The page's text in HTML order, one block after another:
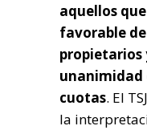
aquellos
favorable
propietarios
unanimidad
cuotas. El
la